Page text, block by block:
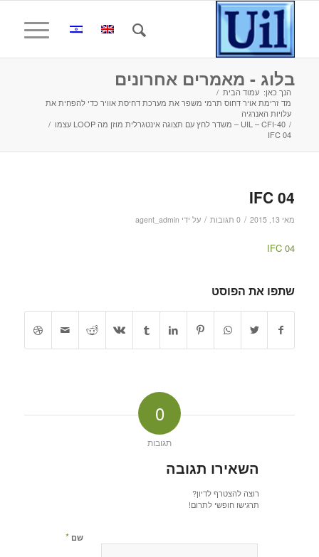
בלוג - מאמרים אחרונים
הנך כאן: עמוד הבית /
מד זרימת אויר דחוס תרמי משפר את מערכת דחיסת אוויר כדי להפחית את
עלויות האנרגיה
/ UIL – CFI-40 – משדר לחץ עם תצוגה אינטגרלית מוזן מה LOOP עצמו
/
04 IFC
04 IFC
מאי 13, 2015 / 0 תגובות / על ידי agent_admin
04 IFC
שתפו את הפוסט
0
תגובות
השאירו תגובה
רוצה להצטרף לדיון?
תרגישו חופשי לתרום!
שם *